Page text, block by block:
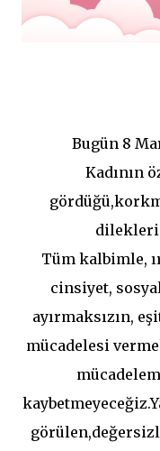
Bugün 8
Kadının
Tüm kalbimle,
cinsiyet,
ayırmaksızın,
mücadelesi